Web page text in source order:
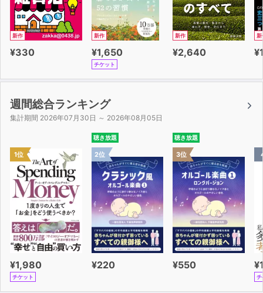
新作
¥330
新作
¥1,650
チケット
新作
¥2,640
新
週間総合ランキング
集計期間 2026年07月30日 ～ 2026年08月05日
1位
¥1,980
チケット
聴き放題
2位
¥220
聴き放題
3位
¥550
チ